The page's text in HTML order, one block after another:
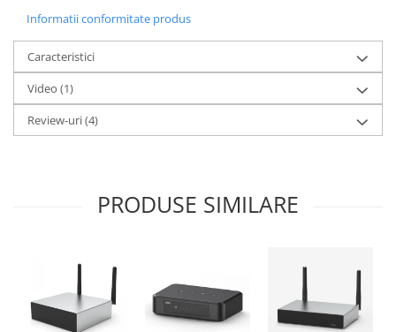
Informatii conformitate produs
Caracteristici
Video (1)
Review-uri(4)
PRODUSE SIMILARE